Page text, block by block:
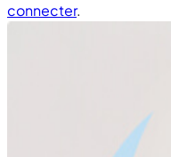
connecter.